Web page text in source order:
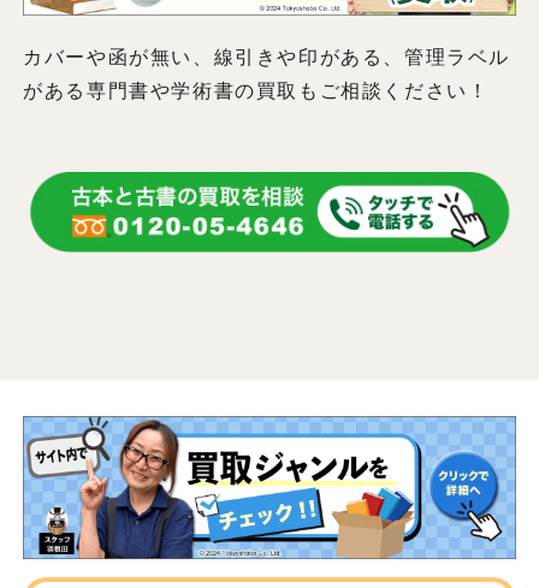
カバーや函が無い、線引きや印がある、管理ラベル
がある専門書や学術書の買取もご相談ください！